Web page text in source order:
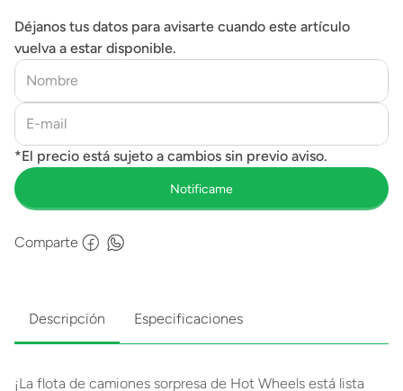
Déjanos tus datos para avisarte cuando este artículo
vuelva a estar disponible.
Comparte
Descripción Especificaciones
¡La flota de camiones sorpresa de Hot Wheels está lista